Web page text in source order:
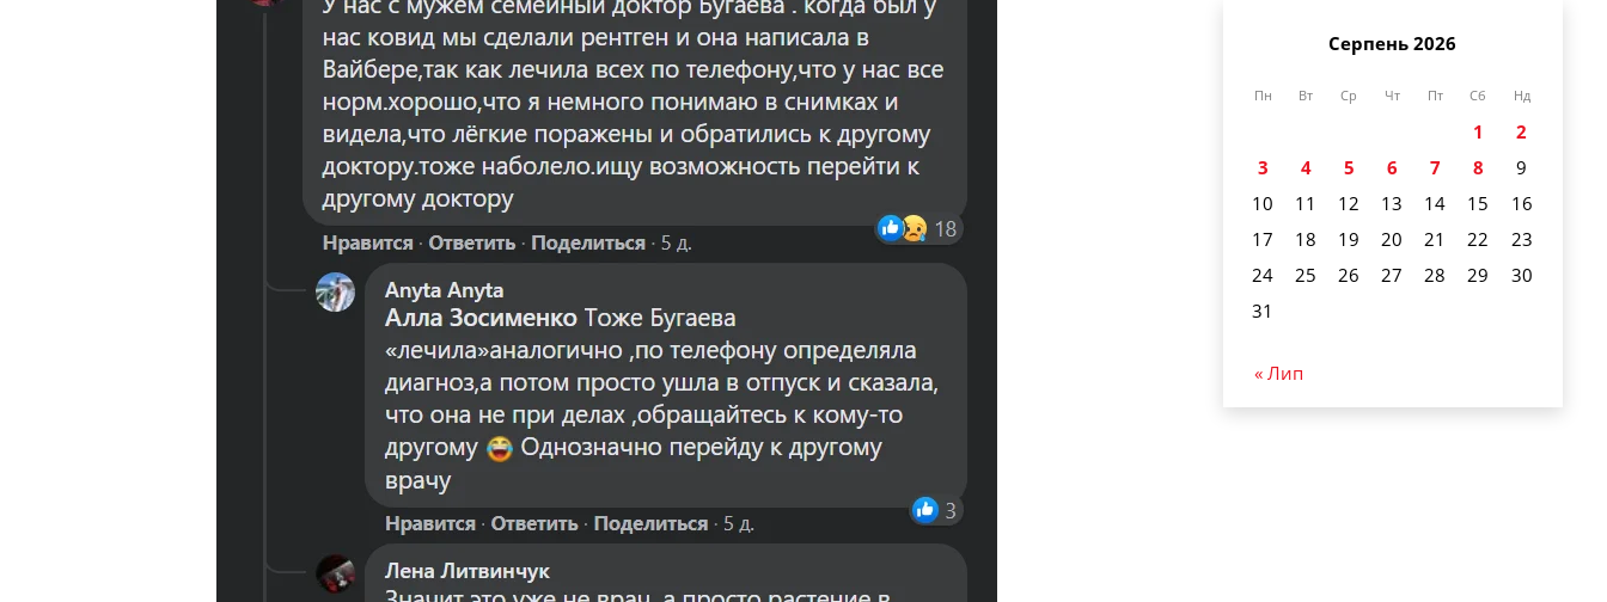
Серпень 2026
Пн Вт Ср Чт Пт Сб Нд
1
2
3
4 5 6 7 8
9
10
11 12 13 14 15
16
17
18 19 20 21 22
23
24
25 26 27 28 29
30
31
« Лип